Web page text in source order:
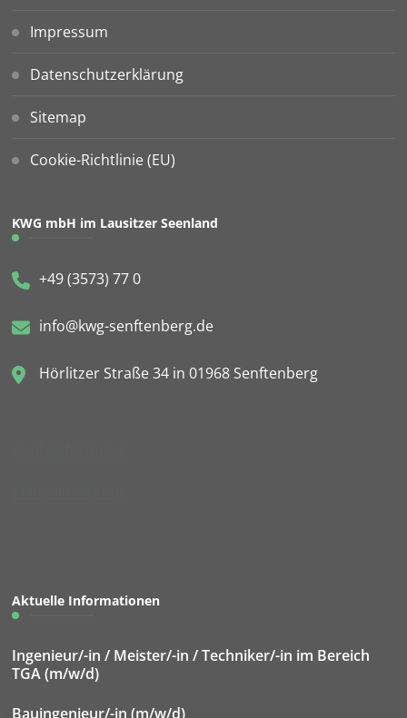
Impressum
Datenschutzerklärung
Sitemap
Cookie-Richtlinie (EU)
KWG mbH im Lausitzer Seenland
+49 (3573) 77 0
info@kwg-senftenberg.de
Hörlitzer Straße 34 in 01968 Senftenberg
Aktuelle Informationen
Ingenieur/-in / Meister/-in / Techniker/-in im Bereich
TGA (m/w/d)
Bauingenieur/-in (m/w/d)